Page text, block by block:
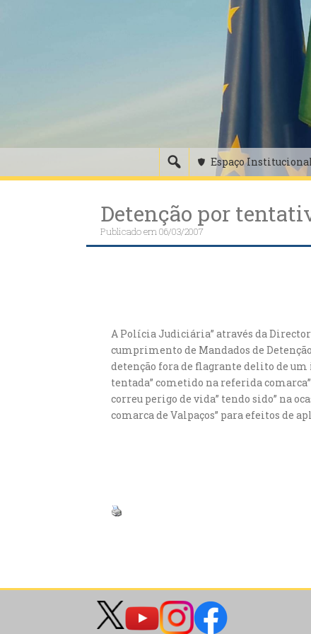
Espaço
Detenção por
Publicado em06/03/2007
A Polícia Judiciária” através da
cumprimento de Mandados de
detenção fora de flagrante delito de
tentada” cometido na referida
correu perigo de vida” tendo sido” na
comarca de Valpaços” para efeitos de